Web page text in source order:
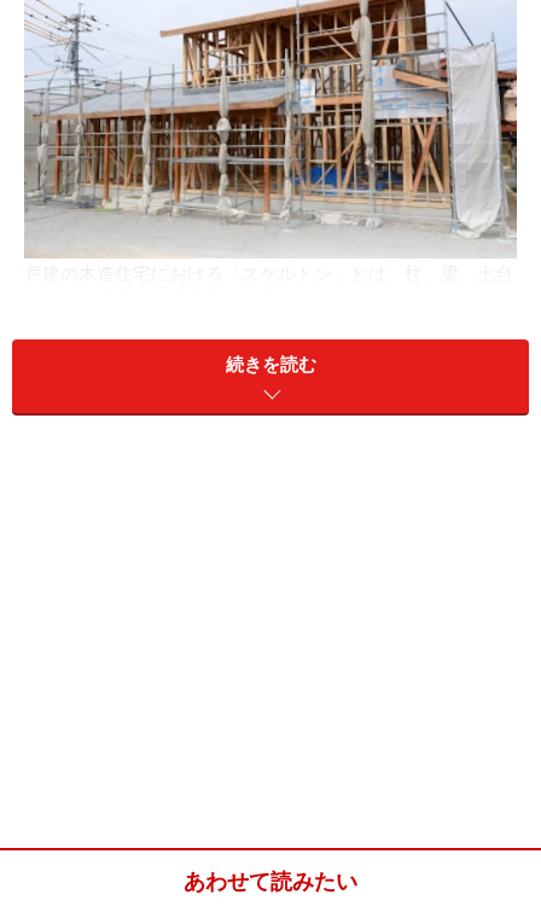
それ以外をリフォームするという意味になります。
続きを読む
あわせて読みたい